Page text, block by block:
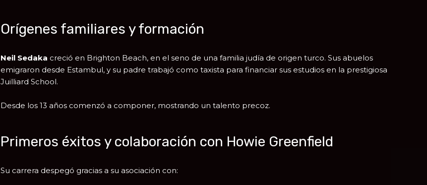
Orígenes familiares y formación
Neil Sedaka creció en Brighton Beach, en el seno de una familia judía de origen turco. Sus abuelos
emigraron desde Estambul, y su padre trabajó como taxista para financiar sus estudios en la prestigiosa
Juilliard School.
Desde los 13 años comenzó a componer, mostrando un talento precoz.
Primeros éxitos y colaboración con Howie Greenfield
Su carrera despegó gracias a su asociación con: